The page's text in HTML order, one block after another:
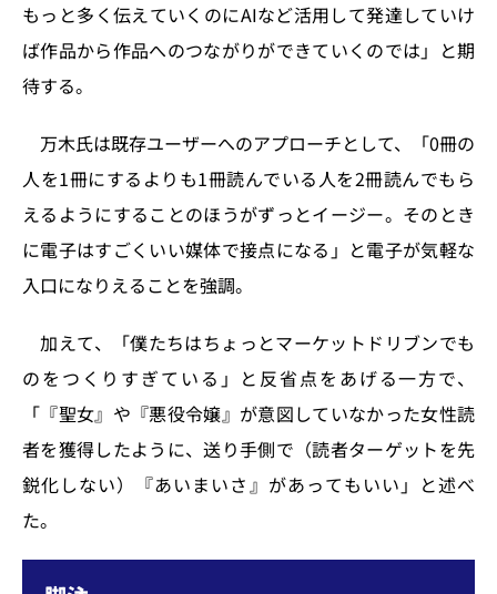
もっと多く伝えていくのにAIなど活用して発達していけ
ば作品から作品へのつながりができていくのでは」と期
待する。
万木氏は既存ユーザーへのアプローチとして、「0冊の
人を1冊にするよりも1冊読んでいる人を2冊読んでもら
えるようにすることのほうがずっとイージー。そのとき
に電子はすごくいい媒体で接点になる」と電子が気軽な
入口になりえることを強調。
加えて、「僕たちはちょっとマーケットドリブンでも
のをつくりすぎている」と反省点をあげる一方で、
「『聖女』や『悪役令嬢』が意図していなかった女性読
者を獲得したように、送り手側で（読者ターゲットを先
鋭化しない）『あいまいさ』があってもいい」と述べ
た。